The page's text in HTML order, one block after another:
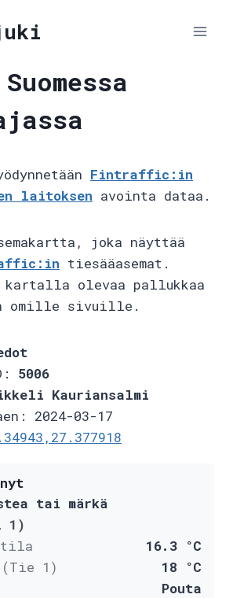
Fintraffic:in
laitoksen avointa dataa.
joka näyttää
tiesääasemat.
kartalla olevaa pallukkaa
omille sivuille.
5006
Kauriansalmi
2024-03-17
tai märkä
1)
16.3 °C
1)
18 °C
Pouta